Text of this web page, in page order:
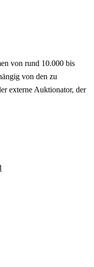
von rund 10.000 bis
von den zu
externe Auktionator, der